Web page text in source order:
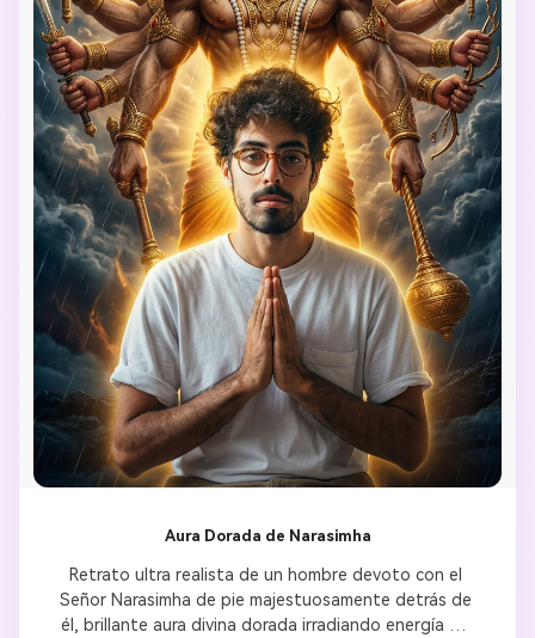
Aura Dorada de Narasimha
Retrato ultra realista de un hombre devoto con el
Señor Narasimha de pie majestuosamente detrás de
él, brillante aura divina dorada irradiando energía de